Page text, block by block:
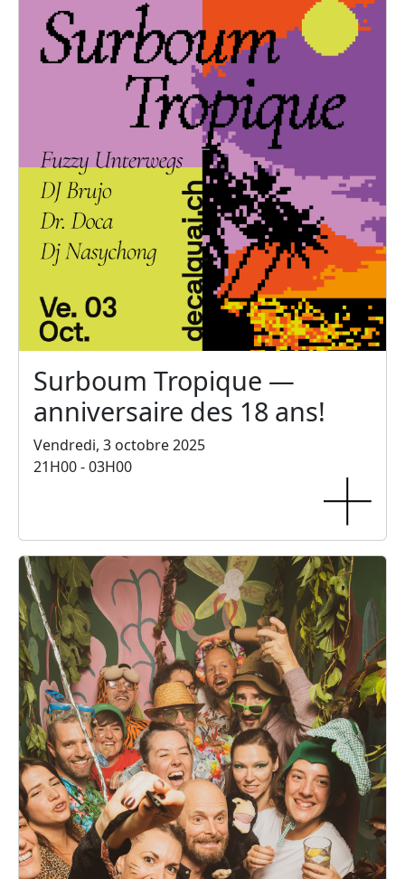
Surboum Tropique —
anniversaire des 18 ans!
Vendredi, 3 octobre 2025
21H00 - 03H00